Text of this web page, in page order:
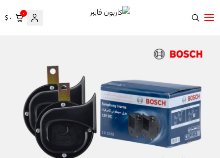
٠ ٠ $